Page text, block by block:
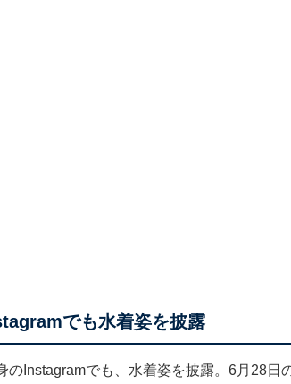
でも水着姿を披露
のInstagramでも、水着姿を披露。6月28